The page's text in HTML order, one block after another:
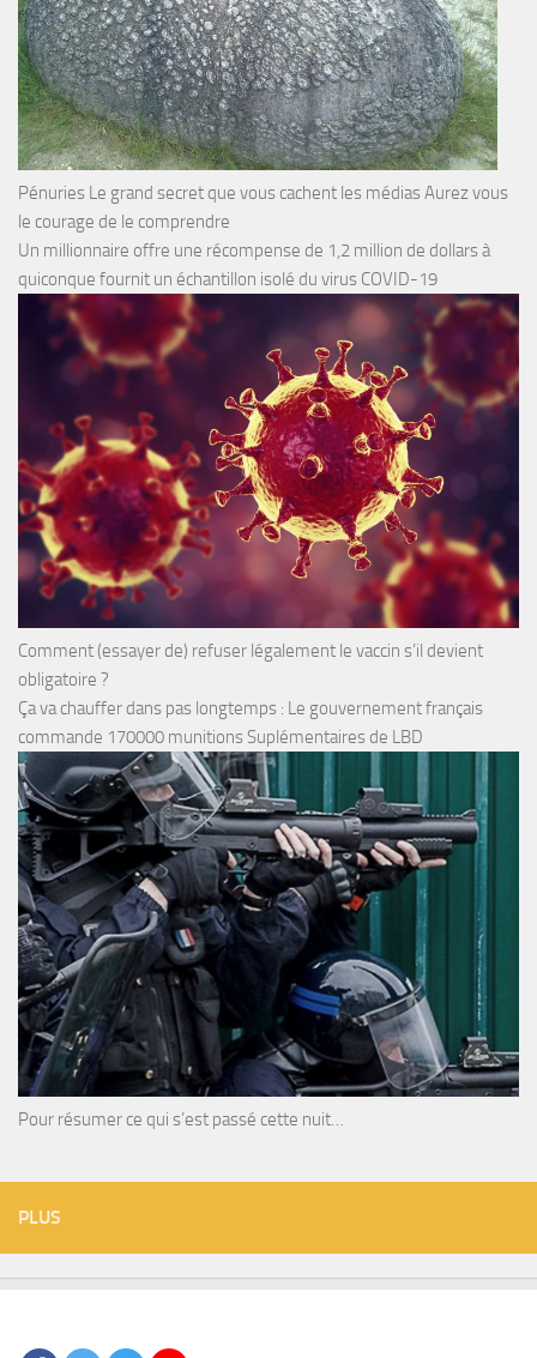
Pénuries Le grand secret que vous cachent les médias Aurez vous
le courage de le comprendre
Un millionnaire offre une récompense de 1,2 million de dollars à
quiconque fournit un échantillon isolé du virus COVID-19
Comment (essayer de) refuser légalement le vaccin s’il devient
obligatoire ?
Ça va chauffer dans pas longtemps : Le gouvernement français
commande 170000 munitions Suplémentaires de LBD
Pour résumer ce qui s’est passé cette nuit…
PLUS